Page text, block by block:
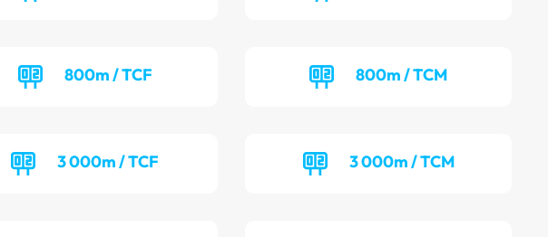
800m / TCF 800m / TCM
3 000m / TCF 3 000m / TCM